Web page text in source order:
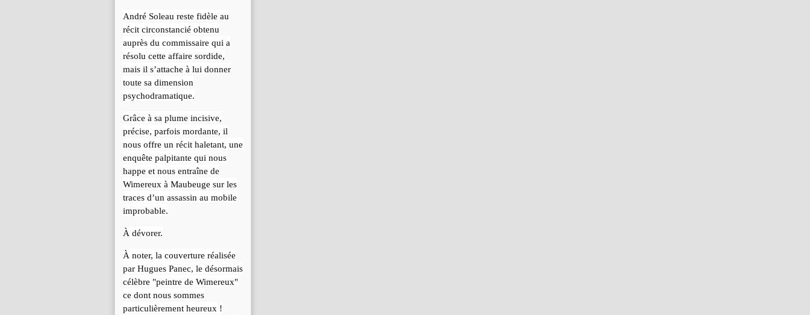
André Soleau reste fidèle au
récit circonstancié obtenu
auprès du commissaire qui a
résolu cette affaire sordide,
mais il s’attache à lui donner
toute sa dimension
psychodramatique.
Grâce à sa plume incisive,
précise, parfois mordante, il
nous offre un récit haletant, une
enquête palpitante qui nous
happe et nous entraîne de
Wimereux à Maubeuge sur les
traces d’un assassin au mobile
improbable.
À dévorer.
À noter, la couverture réalisée
par Hugues Panec, le désormais
célèbre "peintre de Wimereux"
ce dont nous sommes
particulièrement heureux !